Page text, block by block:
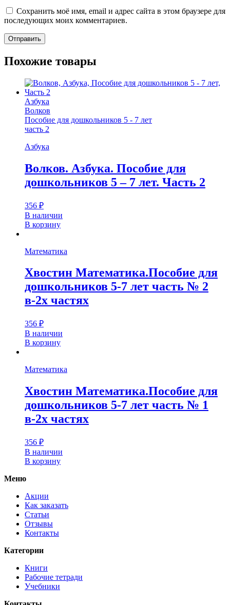
Сохранить моё имя, email и адрес сайта в этом браузере для
последующих моих комментариев.
Похожие товары
Азбука
Волков
Пособие для дошкольников 5 - 7 лет
часть 2
Азбука
Волков. Азбука. Пособие для
дошкольников 5 – 7 лет. Часть 2
356 ₽
В наличии
В корзину
Математика
Хвостин Математика.Пособие для
дошкольников 5-7 лет часть № 2
в-2х частях
356 ₽
В наличии
В корзину
Математика
Хвостин Математика.Пособие для
дошкольников 5-7 лет часть № 1
в-2х частях
356 ₽
В наличии
В корзину
Меню
Акции
Как заказать
Статьи
Отзывы
Контакты
Категории
Книги
Рабочие тетради
Учебники